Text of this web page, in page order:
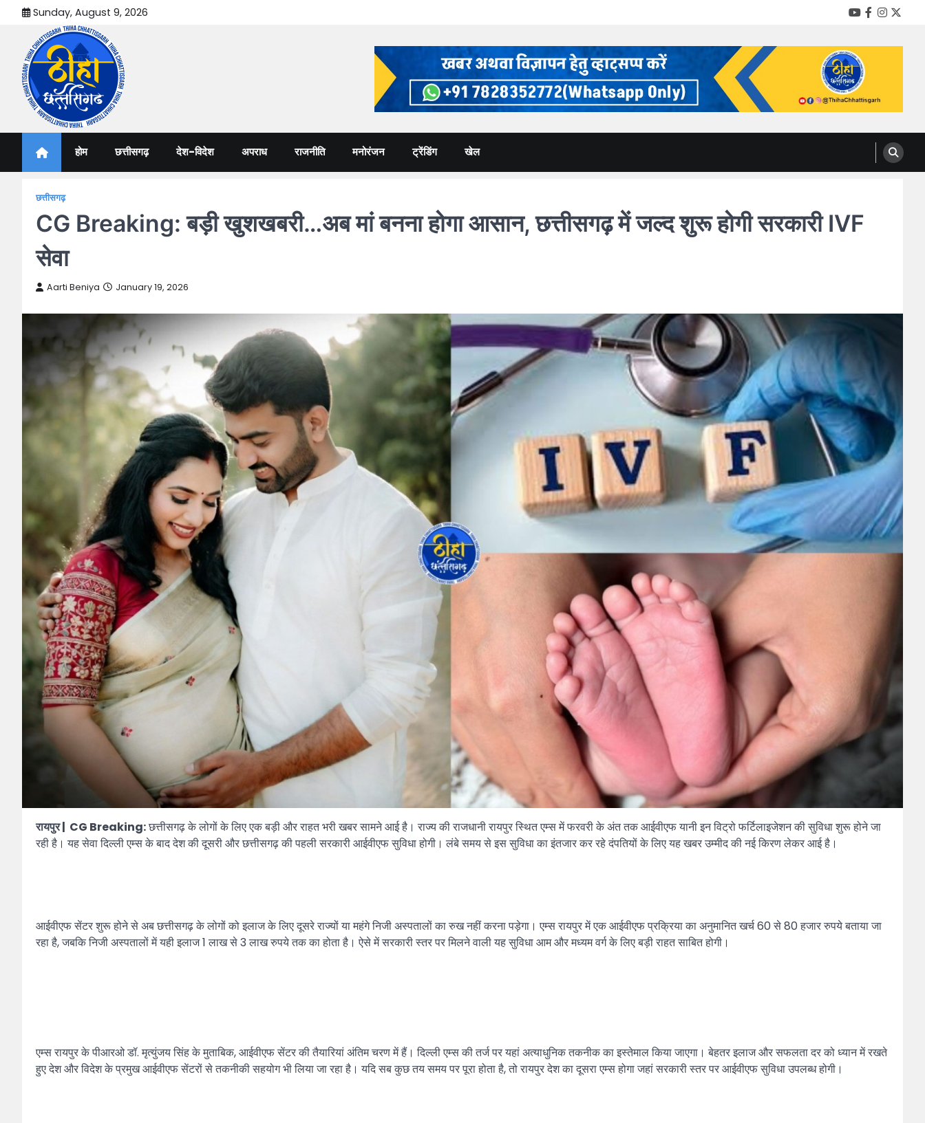
content
Sunday, August 9, 2026 YouTube
Facebook
Thiha Chhattisgarh
होम छत्तीसगढ़ देश-विदेश अपराध राजनीति मनोरंजन ट्रेंडिंग खेल
छत्तीसगढ़
CG Breaking: बड़ी खुशखबरी…अब मां बनना होगा आसान, छत्तीसगढ़ में जल्द शुरू होगी सरकारी IVF
सेवा
Aarti Beniya January 19, 2026
रायपुर | CG Breaking:छत्तीसगढ़ के लोगों के लिए एक बड़ी और राहत भरी खबर सामने आई है। राज्य की राजधानी रायपुर स्थित एम्स में फरवरी के अंत तक आईवीएफ यानी इन विट्रो फर्टिलाइजेशन की सुविधा शुरू होने जा
रही है। यह सेवा दिल्ली एम्स के बाद देश की दूसरी और छत्तीसगढ़ की पहली सरकारी आईवीएफ सुविधा होगी। लंबे समय से इस सुविधा का इंतजार कर रहे दंपतियों के लिए यह खबर उम्मीद की नई किरण लेकर आई है।
आईवीएफ सेंटर शुरू होने से अब छत्तीसगढ़ के लोगों को इलाज के लिए दूसरे राज्यों या महंगे निजी अस्पतालों का रुख नहीं करना पड़ेगा। एम्स रायपुर में एक आईवीएफ प्रक्रिया का अनुमानित खर्च 60 से 80 हजार रुपये बताया जा
रहा है, जबकि निजी अस्पतालों में यही इलाज 1 लाख से 3 लाख रुपये तक का होता है। ऐसे में सरकारी स्तर पर मिलने वाली यह सुविधा आम और मध्यम वर्ग के लिए बड़ी राहत साबित होगी।
एम्स रायपुर के पीआरओ डॉ. मृत्युंजय सिंह के मुताबिक, आईवीएफ सेंटर की तैयारियां अंतिम चरण में हैं। दिल्ली एम्स की तर्ज पर यहां अत्याधुनिक तकनीक का इस्तेमाल किया जाएगा। बेहतर इलाज और सफलता दर को ध्यान में रखते
हुए देश और विदेश के प्रमुख आईवीएफ सेंटरों से तकनीकी सहयोग भी लिया जा रहा है। यदि सब कुछ तय समय पर पूरा होता है, तो रायपुर देश का दूसरा एम्स होगा जहां सरकारी स्तर पर आईवीएफ सुविधा उपलब्ध होगी।